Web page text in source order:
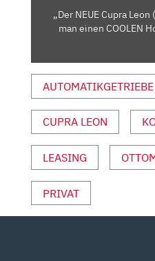
BAUT
HOT
HATCH
|
REVIEW“
YOUTUBE
ANZEIGEN
„Der NEUE Cupra
man einen COOLEN
AUTOMATIKGETRIEBE
CUPRA LEON
LEASING
PRIVAT